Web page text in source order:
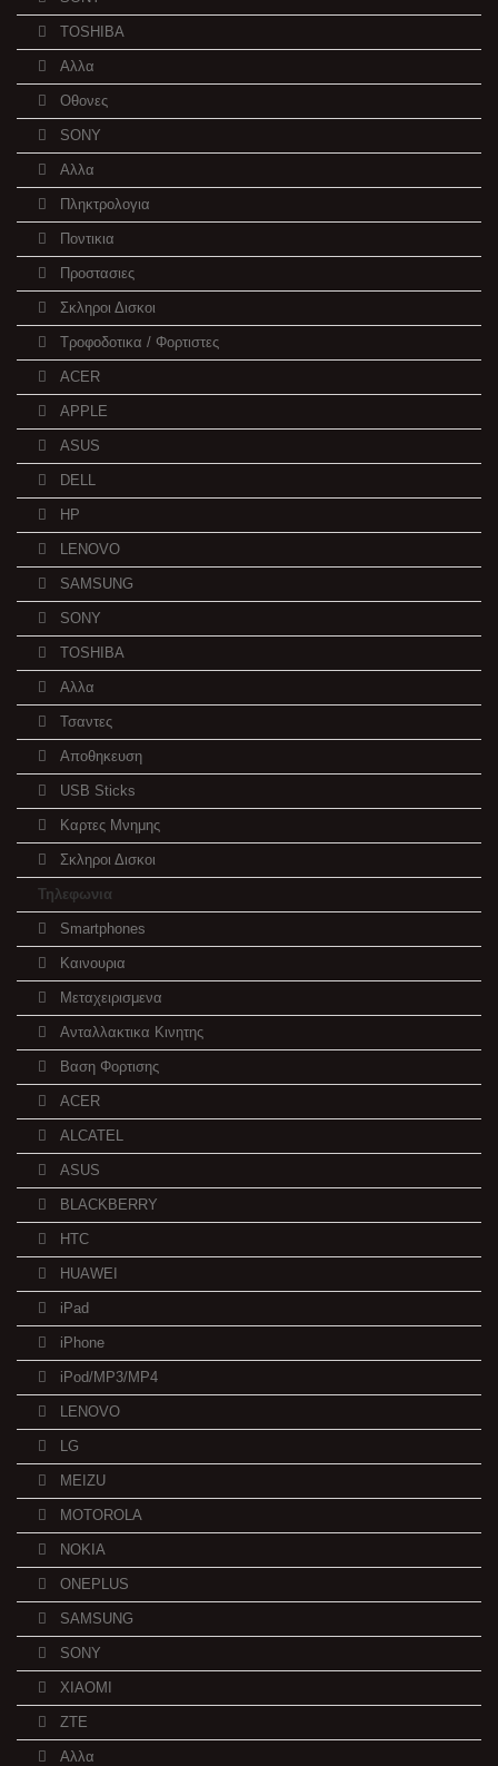
TOSHIBA
Αλλα
Οθονες
SONY
Αλλα
Πληκτρολογια
Ποντικια
Προστασιες
Σκληροι Δισκοι
Τροφοδοτικα / Φορτιστες
ACER
APPLE
ASUS
DELL
HP
LENOVO
SAMSUNG
SONY
TOSHIBA
Αλλα
Τσαντες
Αποθηκευση
USB Sticks
Καρτες Μνημης
Σκληροι Δισκοι
Τηλεφωνια
Smartphones
Καινουρια
Μεταχειρισμενα
Ανταλλακτικα Κινητης
Βαση Φορτισης
ACER
ALCATEL
ASUS
BLACKBERRY
HTC
HUAWEI
iPad
iPhone
iPod/MP3/MP4
LENOVO
LG
MEIZU
MOTOROLA
NOKIA
ONEPLUS
SAMSUNG
SONY
XIAOMI
ZTE
Αλλα